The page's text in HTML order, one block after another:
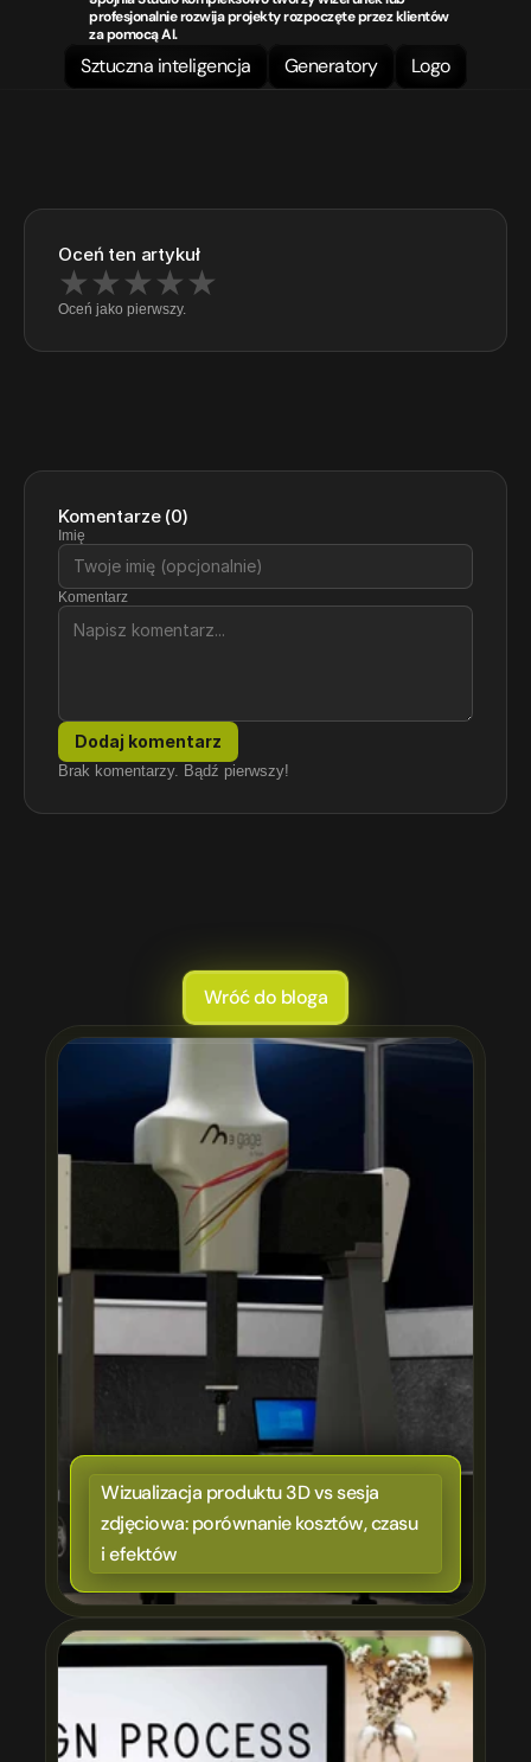
profesjonalnie rozwija projekty rozpoczęte przez klientów
za pomocą AI.
Sztuczna inteligencja Generatory Logo
Oceń ten artykuł
★★★★★
Oceń jako pierwszy.
Komentarze(0)
Imię
Komentarz
Dodaj komentarz
Brak komentarzy. Bądź pierwszy!
teżCięzainteresuje.
Wróć do bloga
Wizualizacja produktu 3D vs sesja
zdjęciowa: porównanie kosztów, czasu
i efektów
zdjęciowa: porównanie kosztów, czasu i efektów
nie sprzedaje. 7 błędów, które kosztują Cię klientów